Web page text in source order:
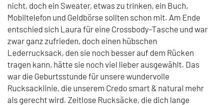
nicht, doch ein Sweater, etwas zu trinken, ein Buch,
Mobiltelefon und Geldbörse sollten schon mit. Am Ende
entschied sich Laura für eine Crossbody-Tasche und war
zwar ganz zufrieden, doch einen hübschen
Lederrucksack, den sie noch besser auf dem Rücken
tragen kann, hätte sie noch viel lieber ausgewählt. Das
war die Geburtsstunde für unsere wundervolle
Rucksacklinie, die unserem Credo smart & natural mehr
als gerecht wird. Zeitlose Rucksäcke, die dich lange